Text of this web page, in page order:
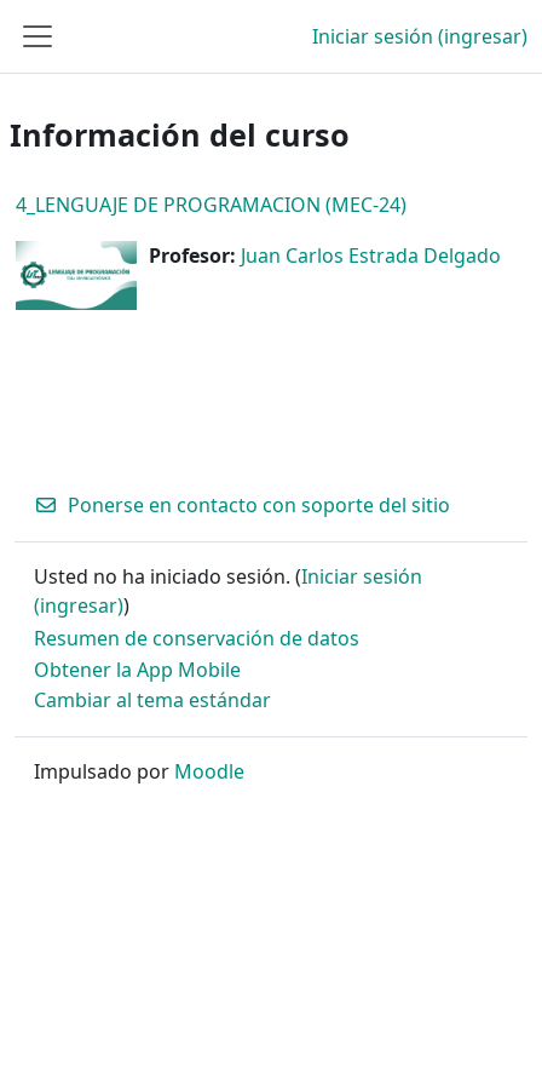
Pánel lateral
Iniciar sesión (ingresar)
Información del curso
4_LENGUAJE DE PROGRAMACION (MEC-24)
Profesor: Juan Carlos Estrada Delgado
Ponerse en contacto con soporte del sitio
Usted no ha iniciado sesión. (Iniciar sesión
(ingresar))
Resumen de conservación de datos
Obtener la App Mobile
Cambiar al tema estándar
Impulsado por Moodle